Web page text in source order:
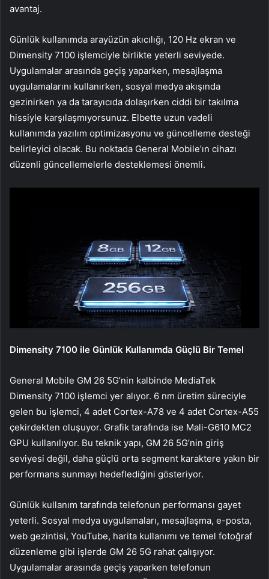
avantaj.
Günlük kullanımda arayüzün akıcılığı, 120 Hz ekran ve
Dimensity 7100 işlemciyle birlikte yeterli seviyede.
Uygulamalar arasında geçiş yaparken, mesajlaşma
uygulamalarını kullanırken, sosyal medya akışında
gezinirken ya da tarayıcıda dolaşırken ciddi bir takılma
hissiyle karşılaşmıyorsunuz. Elbette uzun vadeli
kullanımda yazılım optimizasyonu ve güncelleme desteği
belirleyici olacak. Bu noktada General Mobile’ın cihazı
düzenli güncellemelerle desteklemesi önemli.
Dimensity 7100 ile Günlük Kullanımda Güçlü Bir Temel
General Mobile GM 26 5G’nin kalbinde MediaTek
Dimensity 7100 işlemci yer alıyor. 6 nm üretim süreciyle
gelen bu işlemci, 4 adet Cortex-A78 ve 4 adet Cortex-A55
çekirdekten oluşuyor. Grafik tarafında ise Mali-G610 MC2
GPU kullanılıyor. Bu teknik yapı, GM 26 5G’nin giriş
seviyesi değil, daha güçlü orta segment karaktere yakın bir
performans sunmayı hedeflediğini gösteriyor.
Günlük kullanım tarafında telefonun performansı gayet
yeterli. Sosyal medya uygulamaları, mesajlaşma, e-posta,
web gezintisi, YouTube, harita kullanımı ve temel fotoğraf
düzenleme gibi işlerde GM 26 5G rahat çalışıyor.
Uygulamalar arasında geçiş yaparken telefonun